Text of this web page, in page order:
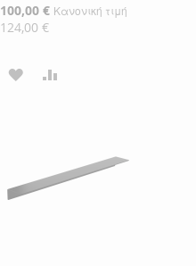
Ειδική
Τιμή
100,00 € Κανονική τιμή
124,00 €
ΠΡΟΣΘΉΚΗ
ΕΠΙΘΥΜΙΏΝ